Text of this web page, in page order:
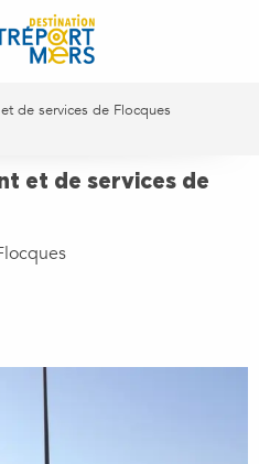
de services de Flocques
et de services de